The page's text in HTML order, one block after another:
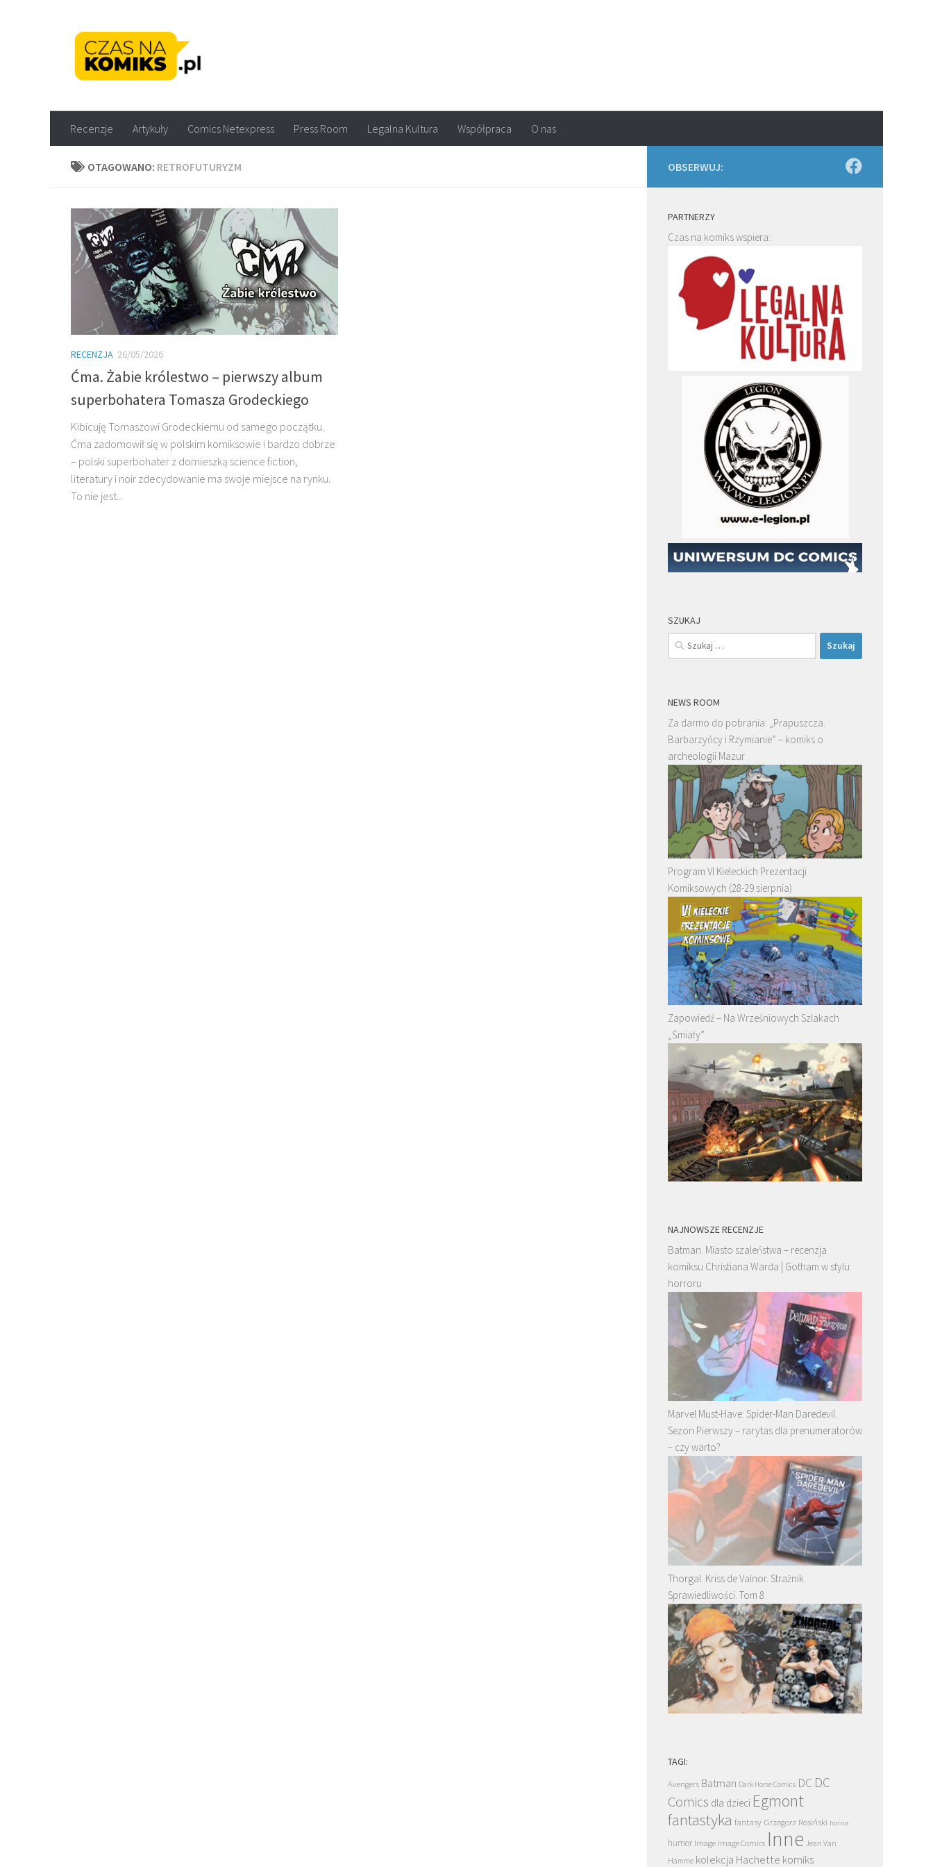
Recenzje Artykuły Comics Netexpress Press Room Legalna Kultura Współpraca O nas
OTAGOWANO: RETROFUTURYZM
RECENZJA 26/05/2026
Ćma. Żabie królestwo – pierwszy album
superbohatera Tomasza Grodeckiego
Kibicuję Tomaszowi Grodeckiemu od samego początku.
Ćma zadomowił się w polskim komiksowie i bardzo dobrze
– polski superbohater z domieszką science fiction,
literatury i noir zdecydowanie ma swoje miejsce na rynku.
To nie jest...
OBSERWUJ:
PARTNERZY
Czas na komiks wspiera:
SZUKAJ
Szukaj:
NEWS ROOM
Za darmo do pobrania: „Prapuszcza.
Barbarzyńcy i Rzymianie” – komiks o
archeologii Mazur
Program VI Kieleckich Prezentacji
Komiksowych (28-29 sierpnia)
Zapowiedź – Na Wrześniowych Szlakach
„Śmiały”
NAJNOWSZE RECENZJE
Batman. Miasto szaleństwa – recenzja
komiksu Christiana Warda | Gotham w stylu
horroru
Marvel Must-Have: Spider-Man Daredevil.
Sezon Pierwszy – rarytas dla prenumeratorów
– czy warto?
Thorgal. Kriss de Valnor. Strażnik
Sprawiedliwości. Tom 8
TAGI:
Avengers Batman Dark Horse Comics DC DC
Comics dla dzieci Egmont
fantastyka fantasy Grzegorz Rosiński horror
humor Image Image Comics Inne Jean Van
Hamme kolekcja Hachette komiks